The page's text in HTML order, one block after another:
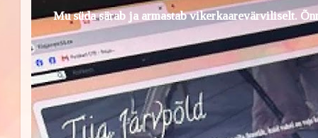
Mu süda särab ja armastab vikerkaarevärviliselt.